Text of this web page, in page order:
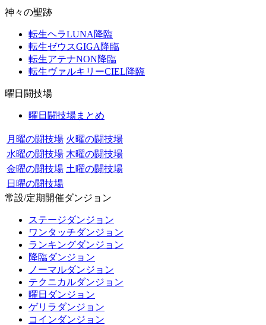
神々の聖跡
転生ヘラLUNA降臨
転生ゼウスGIGA降臨
転生アテナNON降臨
転生ヴァルキリーCIEL降臨
曜日闘技場
曜日闘技場まとめ
月曜の闘技場 火曜の闘技場
水曜の闘技場 木曜の闘技場
金曜の闘技場 土曜の闘技場
日曜の闘技場
常設/定期開催ダンジョン
ステージダンジョン
ワンタッチダンジョン
ランキングダンジョン
降臨ダンジョン
ノーマルダンジョン
テクニカルダンジョン
曜日ダンジョン
ゲリラダンジョン
コインダンジョン